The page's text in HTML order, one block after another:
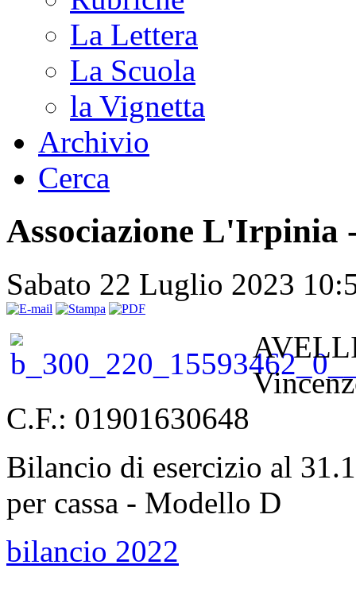
La Lettera
La Scuola
la Vignetta
Archivio
Cerca
Associazione L'Irpinia
Sabato 22 Luglio 2023
C.F.: 01901630648
Bilancio di esercizio al
per cassa - Modello D
bilancio 2022